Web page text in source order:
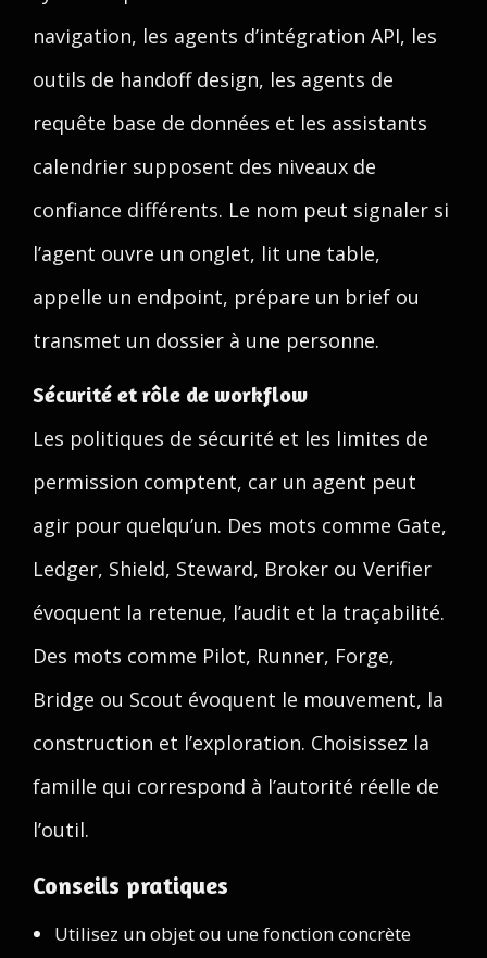
navigation, les agents d’intégration API, les
outils de handoff design, les agents de
requête base de données et les assistants
calendrier supposent des niveaux de
confiance différents. Le nom peut signaler si
l’agent ouvre un onglet, lit une table,
appelle un endpoint, prépare un brief ou
transmet un dossier à une personne.
Sécurité et rôle de workflow
Les politiques de sécurité et les limites de
permission comptent, car un agent peut
agir pour quelqu’un. Des mots comme Gate,
Ledger, Shield, Steward, Broker ou Verifier
évoquent la retenue, l’audit et la traçabilité.
Des mots comme Pilot, Runner, Forge,
Bridge ou Scout évoquent le mouvement, la
construction et l’exploration. Choisissez la
famille qui correspond à l’autorité réelle de
l’outil.
Conseils pratiques
Utilisez un objet ou une fonction concrète